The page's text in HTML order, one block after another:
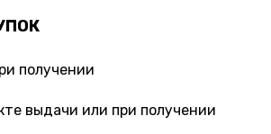
получении
выдачи или при получении